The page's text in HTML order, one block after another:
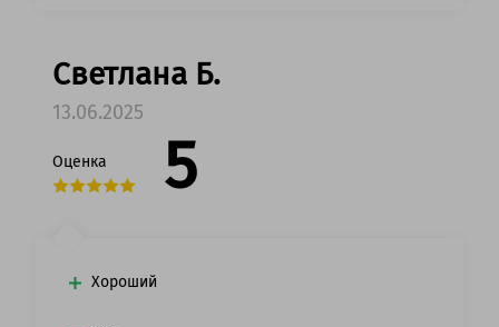
Светлана Б.
13.06.2025
Оценка 5
Хороший